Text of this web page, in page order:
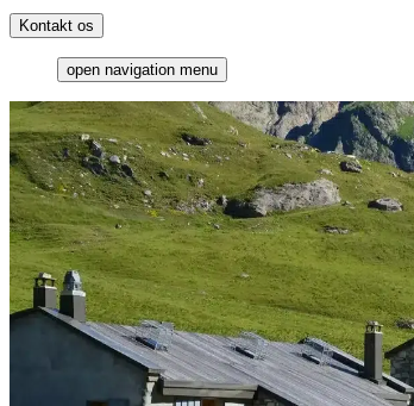
Kontakt os
open navigation menu